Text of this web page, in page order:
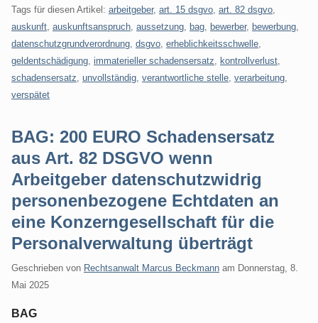
Tags für diesen Artikel: arbeitgeber, art. 15 dsgvo art. 82 dsgvo
auskunft auskunftsanspruch aussetzung bag bewerber, bewerbung
datenschutzgrundverordnung dsgvo erheblichkeitsschwelle
geldentschädigung immaterieller schadensersatz kontrollverlust
schadensersatz unvollständig verantwortliche stelle verarbeitung
verspätet
BAG: 200 EURO Schadensersatz
aus Art. 82 DSGVO wenn
Arbeitgeber datenschutzwidrig
personenbezogene Echtdaten an
eine Konzerngesellschaft für die
Personalverwaltung überträgt
Geschrieben von Rechtsanwalt Marcus Beckmann am Donnerstag, 8.
Mai 2025
BAG